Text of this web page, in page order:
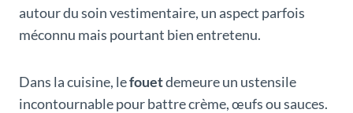
autour du soin vestimentaire, un aspect parfois
méconnu mais pourtant bien entretenu.
Dans la cuisine, lefouetdemeure un ustensile
incontournable pour battre crème, œufs ou sauces.